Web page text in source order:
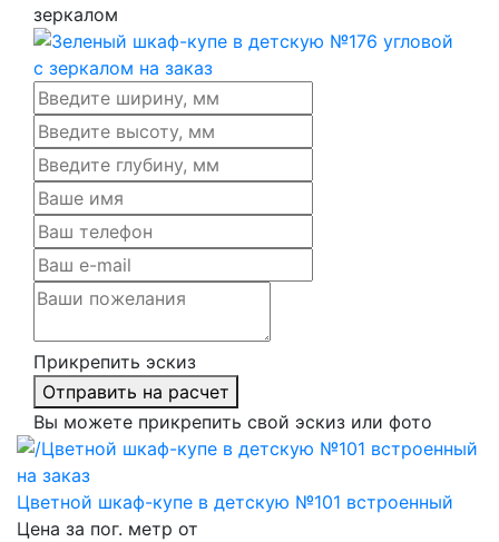
зеркалом
Прикрепить эскиз
Отправить на расчет
Вы можете прикрепить свой эскиз или фото
Цветной шкаф-купе в детскую №101 встроенный
Цена за пог. метр от